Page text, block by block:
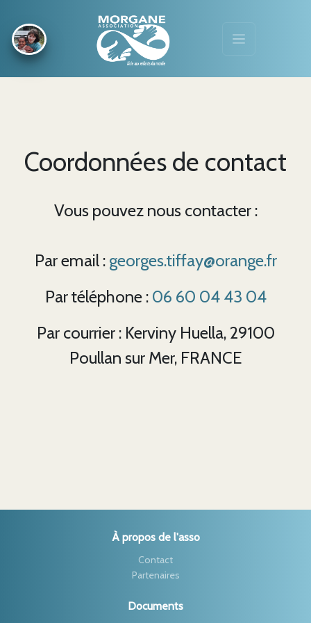
Coordonnées de contact
Vous pouvez nous contacter :
Par email : georges.tiffay@orange.fr
Par téléphone : 06 60 04 43 04
Par courrier : Kerviny Huella, 29100
Poullan sur Mer, FRANCE
À propos de l'asso
Contact
Partenaires
Documents